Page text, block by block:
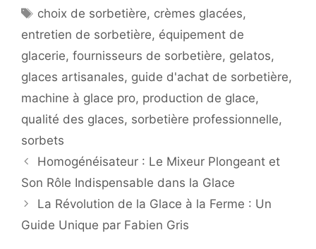
Étiquettes
choix de sorbetière, crèmes glacées,
entretien de sorbetière, équipement de
glacerie, fournisseurs de sorbetière, gelatos,
glaces artisanales, guide d'achat de sorbetière,
machine à glace pro, production de glace,
qualité des glaces, sorbetière professionnelle,
sorbets
Homogénéisateur : Le Mixeur Plongeant et
Son Rôle Indispensable dans la Glace
La Révolution de la Glace à la Ferme : Un
Guide Unique par Fabien Gris